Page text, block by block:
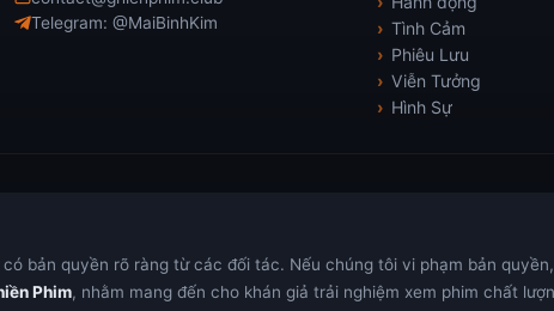
Telegram: @MaiBinhKim
Tình Cảm
Phiêu Lưu
Viễn Tưởng
Hình Sự
bản quyền rõ ràng từ các đối tác. Nếu chúng tôi vi phạm bản
Phim, nhằm mang đến cho khán giả trải nghiệm xem phim chất